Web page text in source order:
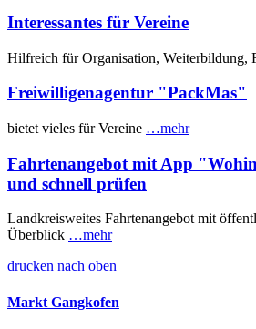
Interessantes für Vereine
Hilfreich für Organisation, Weiterbildung,
Freiwilligenagentur "PackMas"
bietet vieles für Vereine …mehr
Fahrtenangebot mit App
und schnell prüfen
Landkreisweites Fahrtenangebot mit
Überblick …mehr
drucken nach oben
Markt Gangkofen